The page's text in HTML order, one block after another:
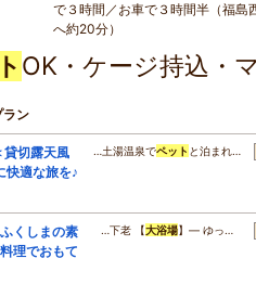
で３時間／お車で３時間半（福
へ約20分）
OK・ケージ持込・
ラン
切露天風
快適な旅を♪
…土湯温泉でペット と泊まれ…
くしまの素
理でおもて
…下老 【大浴場】― ゆっ…